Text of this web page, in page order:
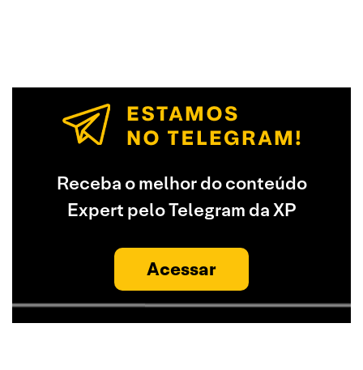
Receba o melhor do conteúdo
Expert pelo Telegram da XP
Acessar